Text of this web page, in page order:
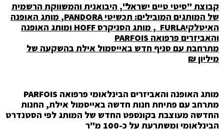
קבוצת "סיטי טיים ישראל", היבואנית והמשווקת הרשמית
של המותגים המובילים: תכשיטיPANDORA, מותג האופנה
האיטלקיFURLA , מותג הסניקרסHOFF ומותג האופנה
והאביזרים פרפואה PARFOIS
מתרחבת עם סניף חדש באייסמול אילתבהשקעה של
מיליון ₪
מותג האופנה והאביזרים הבינלאומי פרפואה PARFOIS
מתרחב עם פתיחת חנות חדשה באייסמול אילת, החנות
החדשה מעוצבת בקונספט החדש של המותג לפי הסטנדרט
הבינלאומי ומשתרעת על כ-100 מ"ר